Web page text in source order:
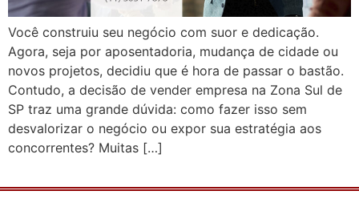
Você construiu seu negócio com suor e dedicação.
Agora, seja por aposentadoria, mudança de cidade ou
novos projetos, decidiu que é hora de passar o bastão.
Contudo, a decisão de vender empresa na Zona Sul de
SP traz uma grande dúvida: como fazer isso sem
desvalorizar o negócio ou expor sua estratégia aos
concorrentes? Muitas […]